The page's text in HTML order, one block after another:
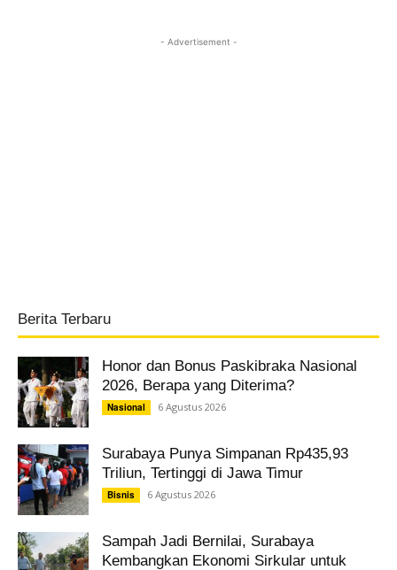
- Advertisement -
Berita Terbaru
Honor dan Bonus Paskibraka Nasional
2026, Berapa yang Diterima?
Nasional 6 Agustus 2026
Surabaya Punya Simpanan Rp435,93
Triliun, Tertinggi di Jawa Timur
Bisnis 6 Agustus 2026
Sampah Jadi Bernilai, Surabaya
Kembangkan Ekonomi Sirkular untuk